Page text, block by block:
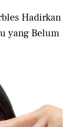
Hadirkan
yang Belum